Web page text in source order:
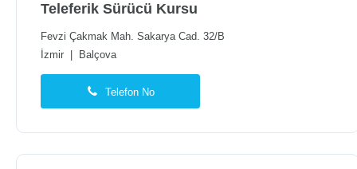
Teleferik Sürücü Kursu
Fevzi Çakmak Mah. Sakarya Cad. 32/B
İzmir
Balçova
Telefon No